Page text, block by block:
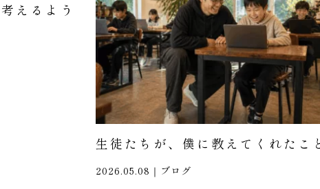
えるよう
生徒たちが、僕に教えてくれたこ
2026.05.08｜ ブログ